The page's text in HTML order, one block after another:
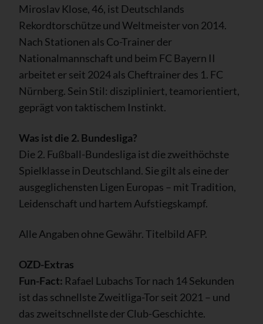
Miroslav Klose, 46, ist Deutschlands
Rekordtorschütze und Weltmeister von 2014.
Nach Stationen als Co-Trainer der
Nationalmannschaft und beim FC Bayern II
arbeitet er seit 2024 als Cheftrainer des 1. FC
Nürnberg. Sein Stil: diszipliniert, teamorientiert,
geprägt von taktischem Instinkt.
Was ist die 2. Bundesliga?
Die 2. Fußball-Bundesliga ist die zweithöchste
Spielklasse in Deutschland. Sie gilt als eine der
ausgeglichensten Ligen Europas – mit Tradition,
Leidenschaft und hartem Aufstiegskampf.
Alle Angaben ohne Gewähr. Titelbild AFP.
OZD-Extras
Fun-Fact: Rafael Lubachs Tor nach 14 Sekunden
ist das schnellste Zweitliga-Tor seit 2021 – und
das zweitschnellste der Club-Geschichte.